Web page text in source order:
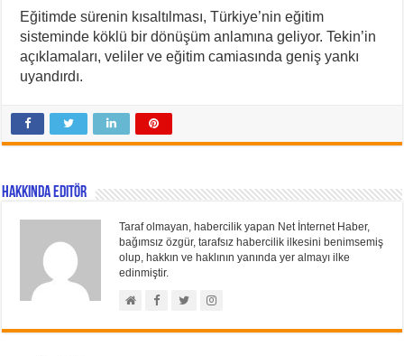
Eğitimde sürenin kısaltılması, Türkiye’nin eğitim
sisteminde köklü bir dönüşüm anlamına geliyor. Tekin’in
açıklamaları, veliler ve eğitim camiasında geniş yankı
uyandırdı.
Hakkında Editör
Taraf olmayan, habercilik yapan Net İnternet Haber,
bağımsız özgür, tarafsız habercilik ilkesini benimsemiş
olup, hakkın ve haklının yanında yer almayı ilke
edinmiştir.